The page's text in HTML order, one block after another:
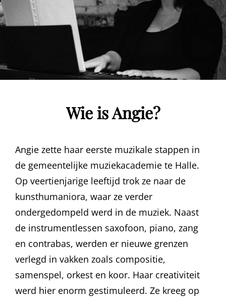
Wie is Angie?
Angie zette haar eerste muzikale stappen in
de gemeentelijke muziekacademie te Halle.
Op veertienjarige leeftijd trok ze naar de
kunsthumaniora, waar ze verder
ondergedompeld werd in de muziek. Naast
de instrumentlessen saxofoon, piano, zang
en contrabas, werden er nieuwe grenzen
verlegd in vakken zoals compositie,
samenspel, orkest en koor. Haar creativiteit
werd hier enorm gestimuleerd. Ze kreeg op